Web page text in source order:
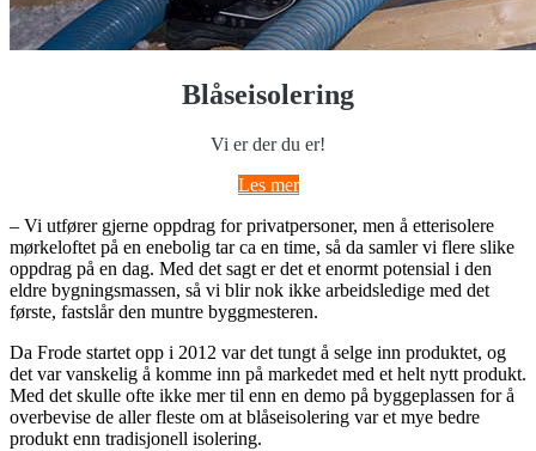
Blåseisolering
Vi er der du er!
Les mer
– Vi utfører gjerne oppdrag for privatpersoner, men å etterisolere
mørkeloftet på en enebolig tar ca en time, så da samler vi flere slike
oppdrag på en dag. Med det sagt er det et enormt potensial i den
eldre bygningsmassen, så vi blir nok ikke arbeidsledige med det
første, fastslår den muntre byggmesteren.
Da Frode startet opp i 2012 var det tungt å selge inn produktet, og
det var vanskelig å komme inn på markedet med et helt nytt produkt.
Med det skulle ofte ikke mer til enn en demo på byggeplassen for å
overbevise de aller fleste om at blåseisolering var et mye bedre
produkt enn tradisjonell isolering.